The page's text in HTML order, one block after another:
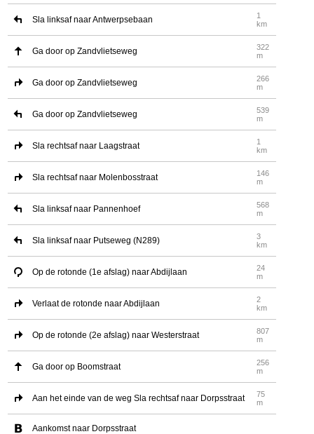
Sla linksaf naar Antwerpsebaan
1
km
Ga door op Zandvlietseweg
322
m
Ga door op Zandvlietseweg
266
m
Ga door op Zandvlietseweg
539
m
Sla rechtsaf naar Laagstraat
1
km
Sla rechtsaf naar Molenbosstraat
146
m
Sla linksaf naar Pannenhoef
568
m
Sla linksaf naar Putseweg (N289)
3
km
Op de rotonde (1e afslag) naar Abdijlaan
24
m
Verlaat de rotonde naar Abdijlaan
2
km
Op de rotonde (2e afslag) naar Westerstraat
807
m
Ga door op Boomstraat
256
m
Aan het einde van de weg Sla rechtsaf naar Dorpsstraat
75
m
Aankomst naar Dorpsstraat